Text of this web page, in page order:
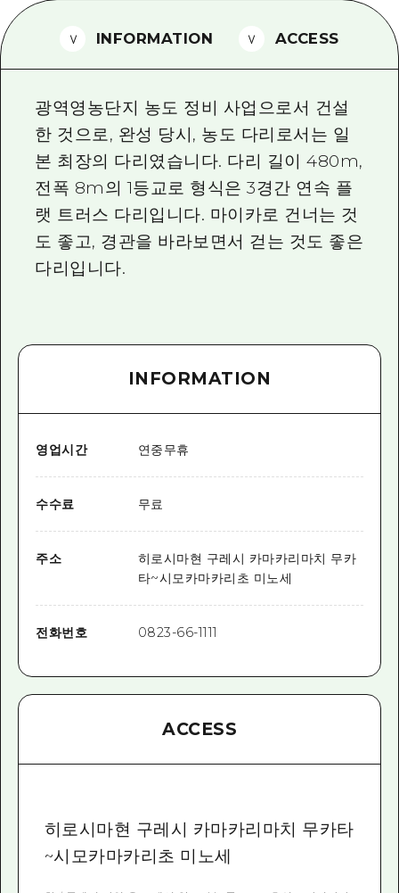
자연
2박 3일
히로시마현내 매력을 동영상으로 소개!
자주 묻는 질문
사진 다운로드
재해가 발생했을 때의 교통 정보
관광 안내 책자
INFORMATION ACCESS
광역영농단지 농도 정비 사업으로서 건설
한 것으로, 완성 당시, 농도 다리로서는 일
본 최장의 다리였습니다. 다리 길이 480m,
전폭 8m의 1등교로 형식은 3경간 연속 플
랫 트러스 다리입니다. 마이카로 건너는 것
도 좋고, 경관을 바라보면서 걷는 것도 좋은
다리입니다.
INFORMATION
영업시간 연중무휴
수수료 무료
주소
히로시마현 구레시 카마카리마치 무카
타~시모카마카리초 미노세
전화번호 0823-66-1111
ACCESS
히로시마현 구레시 카마카리마치 무카타
~시모카마카리초 미노세